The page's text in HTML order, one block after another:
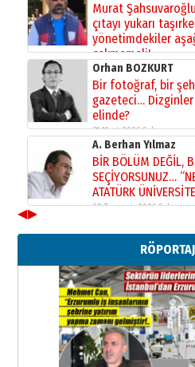
Murat Şahsuvaroğlu
çıtayı yukarı
yönetimdekiler
çekmemeli!
17 Şubat 2026 SalıOrhan BOZKURT
Bir fotoğraf, bir
gazeteci…
elinde?
31 Mart 2026 Salı
A. Berhan Yılmaz
BİR BÖLÜM DEĞİL,
SEÇİYORSUNUZ…
ATATÜRK
28 Temmuz 2026 Salı
Ahmed Yesevi’den
”Reisimiz” idi…
26 Mart 2026 Perşembe
Cem Bakırcı
Ardında bıraktığı
gönül adamı Faruk
13 Mayıs 2026 Çarşamba
◀▶